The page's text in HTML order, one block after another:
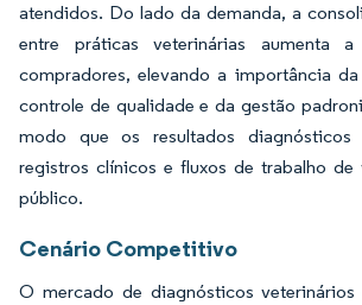
atendidos. Do lado da demanda, a
entre práticas veterinárias aumenta
compradores, elevando a importância
controle de qualidade e da gestão
modo que os resultados diagnósticos
registros clínicos e fluxos de trabalho
público.
Cenário Competitivo
O mercado de diagnósticos veterinários